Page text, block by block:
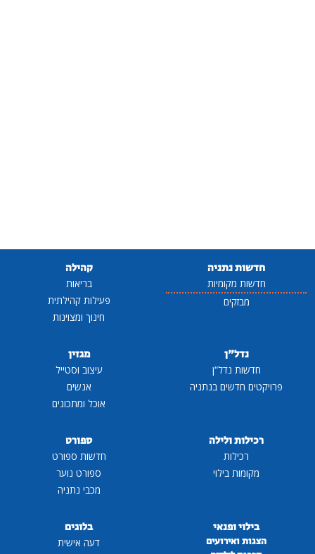
חדשות נתניה
חדשות מקומיות
מבזקים
קהילה
בריאות
פעילות קהילתית
חינוך ומצוינות
נדל"ן
חדשות נדל"ן
פרויקטים חדשים בנתניה
מגזין
עיצוב וסטייל
אנשים
אוכל ומתכונים
רכילות ולילה
רכילות
מקומות בילוי
ספורט
חדשות ספורט
ספורט נוער
מכבי נתניה
בילוי ופנאי
הצגות ואירועים
בלוגים
דעה אישית